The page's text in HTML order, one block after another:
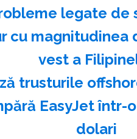
legate de
cu magnitudinea
vest a
trusturile
EasyJet într-
dolari